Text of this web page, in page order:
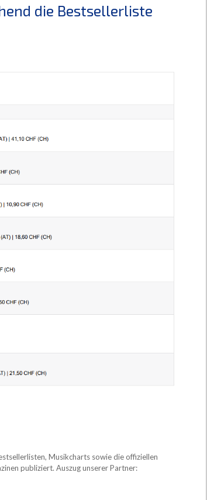
die Bestsellerliste
Musikcharts sowie die offiziellen
publiziert. Auszug unserer Partner: